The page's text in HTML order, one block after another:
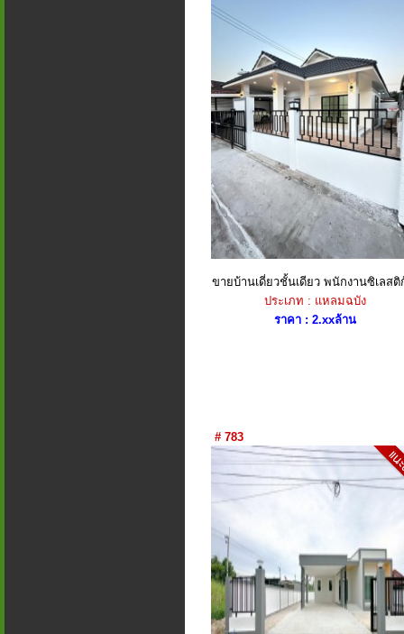
ขายบ้านเดี่ยวชั้นเดียว พนักงานซิเลสติ
ประเภท : แหลมฉบัง
ราคา : 2.xxล้าน
# 783